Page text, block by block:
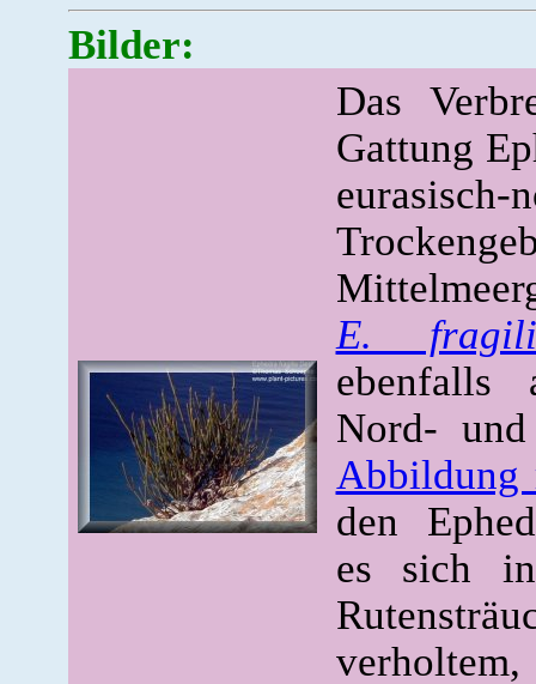
Bilder:
Das
Gattung
eurasisch-
E.
ebenfalls
Nord- und
Abbildung
den
es sich